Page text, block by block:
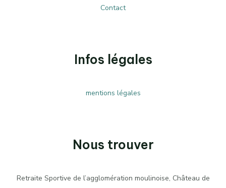
Contact
Infos légales
mentions légales
Nous trouver
Retraite Sportive de l’agglomération moulinoise, Château de